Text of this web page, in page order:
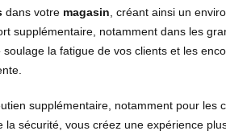
dans votre magasin , créant ainsi un
supplémentaire, notamment dans les
soulage la fatigue de vos clients et les
supplémentaire, notamment pour les
sécurité, vous créez une expérience